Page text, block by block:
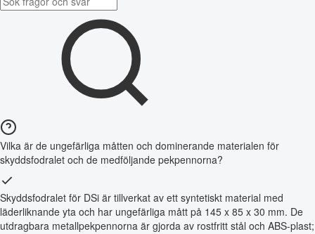
Vilka är de ungefärliga måtten och dominerande materialen för
skyddsfodralet och de medföljande pekpennorna?
Skyddsfodralet för DSi är tillverkat av ett syntetiskt material med
läderliknande yta och har ungefärliga mått på 145 x 85 x 30 mm. De
utdragbara metallpekpennorna är gjorda av rostfritt stål och ABS-plast;